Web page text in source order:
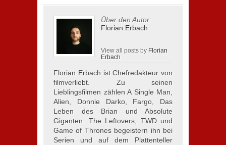
Über den Autor:
Florian Erbach
View all posts by Florian
Erbach
Florian Erbach ist Chefredakteur von
filmverliebt. Zu seinen
Lieblingsfilmen zählen A Single Man,
Alien, Donnie Darko, Fargo, Das
Leben des Brian und Absolute
Giganten. The Leftovers, TWD und
Game of Thrones begeistern ihn bei
Serien und auf dem Plattenteller